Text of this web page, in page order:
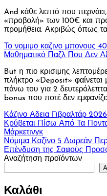
And κάθε λεπτό που
«προβολή» των 100€ και
προμήθεια. Ακριβώς όπως
Το νομιμο καζινο μπονους
Μαθηματικό Παζλ Που Δεν
But η πιο κρισιμης
πλήκτρο «Deposit» φαίνεται
πάνω του για 2
bonus που ποτέ δεν
Πλοήγηση
άρθρων
Κάζινο Αδεια Γιβραλτάρ
Κρύβεται Πίσω Από Τα
Μάρκετινγκ
Νόμιμα Καζίνο 5 Δωρεάν
Επένδυση της Σαφούς
Αναζήτηση προϊόντων
Καλάθι